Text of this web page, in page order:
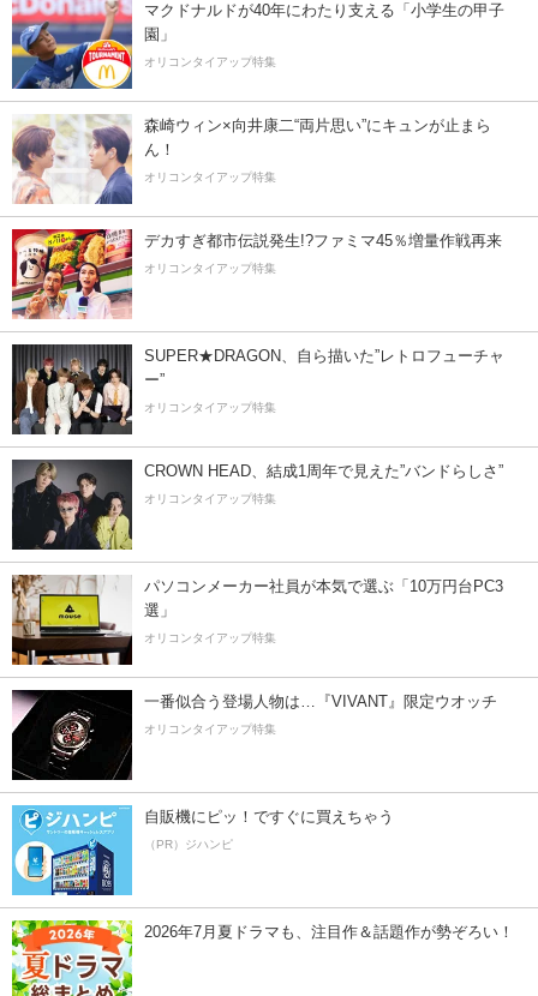
マクドナルドが40年にわたり支える「小学生の甲子
園」
オリコンタイアップ特集
森崎ウィン×向井康二“両片思い”にキュンが止まら
ん！
オリコンタイアップ特集
デカすぎ都市伝説発生!?ファミマ45％増量作戦再来
オリコンタイアップ特集
SUPER★DRAGON、自ら描いた”レトロフューチャ
ー”
オリコンタイアップ特集
CROWN HEAD、結成1周年で見えた”バンドらしさ”
オリコンタイアップ特集
パソコンメーカー社員が本気で選ぶ「10万円台PC3
選」
オリコンタイアップ特集
一番似合う登場人物は…『VIVANT』限定ウオッチ
オリコンタイアップ特集
自販機にピッ！ですぐに買えちゃう
（PR）ジハンピ
2026年7月夏ドラマも、注目作＆話題作が勢ぞろい！